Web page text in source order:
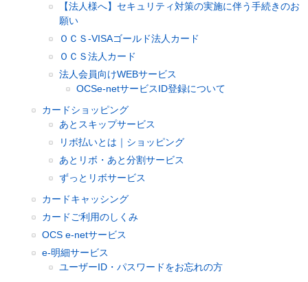
【法人様へ】セキュリティ対策の実施に伴う手続きのお
願い
ＯＣＳ-VISAゴールド法人カード
ＯＣＳ法人カード
法人会員向けWEBサービス
OCSe-netサービスID登録について
カードショッピング
あとスキップサービス
リボ払いとは｜ショッピング
あとリボ・あと分割サービス
ずっとリボサービス
カードキャッシング
カードご利用のしくみ
OCS e-netサービス
e-明細サービス
ユーザーID・パスワードをお忘れの方